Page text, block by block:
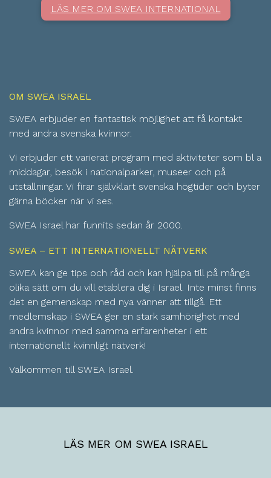
LÄS MER OM SWEA INTERNATIONAL
OM SWEA ISRAEL
SWEA erbjuder en fantastisk möjlighet att få kontakt
med andra svenska kvinnor.
Vi erbjuder ett varierat program med aktiviteter som bl a
middagar, besök i nationalparker, museer och på
utställningar. Vi firar självklart svenska högtider och byter
gärna böcker när vi ses.
SWEA Israel har funnits sedan år 2000.
SWEA – ETT INTERNATIONELLT NÄTVERK
SWEA kan ge tips och råd och kan hjälpa till på många
olika sätt om du vill etablera dig i Israel. Inte minst finns
det en gemenskap med nya vänner att tillgå. Ett
medlemskap i SWEA ger en stark samhörighet med
andra kvinnor med samma erfarenheter i ett
internationellt kvinnligt nätverk!
Välkommen till SWEA Israel.
LÄS MER OM SWEA ISRAEL